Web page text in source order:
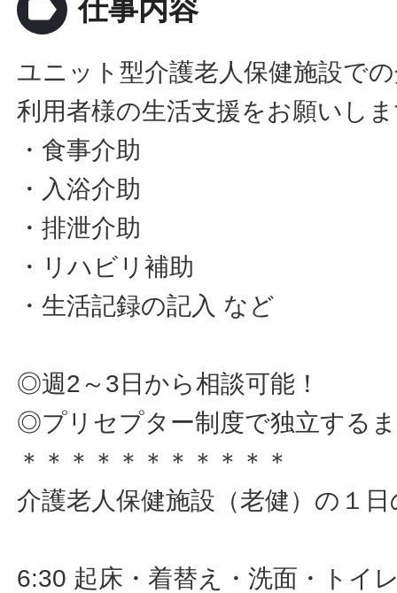
label 仕事内容
ユニット型介護老人保健施設で
利用者様の生活支援をお願いし
・食事介助
・入浴介助
・排泄介助
・リハビリ補助
・生活記録の記入 など
◎週2～3日から相談可能！
◎プリセプター制度で独立する
＊＊＊＊＊＊＊＊＊＊＊
介護老人保健施設（老健）の１
6:30 起床・着替え・洗面・トイ